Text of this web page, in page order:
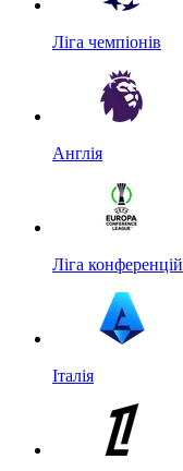
Ліга чемпіонів
Англія
Ліга конференцій
Італія